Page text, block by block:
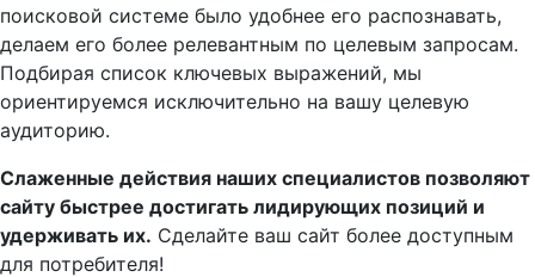
поисковой системе было удобнее его распознавать,
делаем его более релевантным по целевым запросам.
Подбирая список ключевых выражений, мы
ориентируемся исключительно на вашу целевую
аудиторию.
Слаженные действия наших специалистов позволяют
сайту быстрее достигать лидирующих позиций и
удерживать их. Сделайте ваш сайт более доступным
для потребителя!